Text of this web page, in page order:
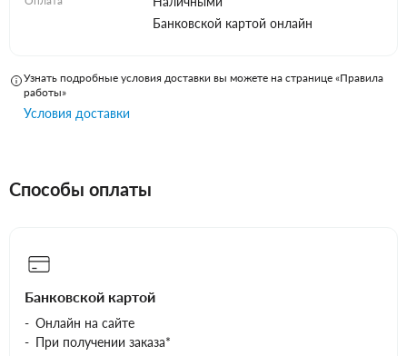
Банковской картой онлайн
Узнать подробные условия доставки вы можете на странице «Правила
работы»
Условия доставки
Способы оплаты
Банковской картой
Онлайн на сайте
При получении заказа*